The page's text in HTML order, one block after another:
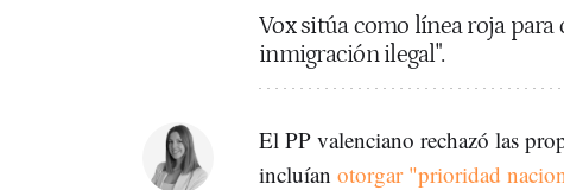
Vox sitúa como línea roja
inmigración ilegal".
El PP valenciano rechazó las
incluían otorgar "prioridad